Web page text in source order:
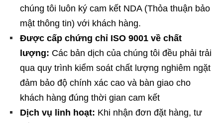
chúng tôi luôn ký cam kết NDA (Thỏa thuận bảo
mật thông tin) với khách hàng.
Được cấp chứng chỉ ISO 9001 về chất
lượng: Các bản dịch của chúng tôi đều phải trải
qua quy trình kiểm soát chất lượng nghiêm ngặt
đảm bảo độ chính xác cao và bàn giao cho
khách hàng đúng thời gian cam kết
Dịch vụ linh hoạt: Khi nhận đơn đặt hàng, tư